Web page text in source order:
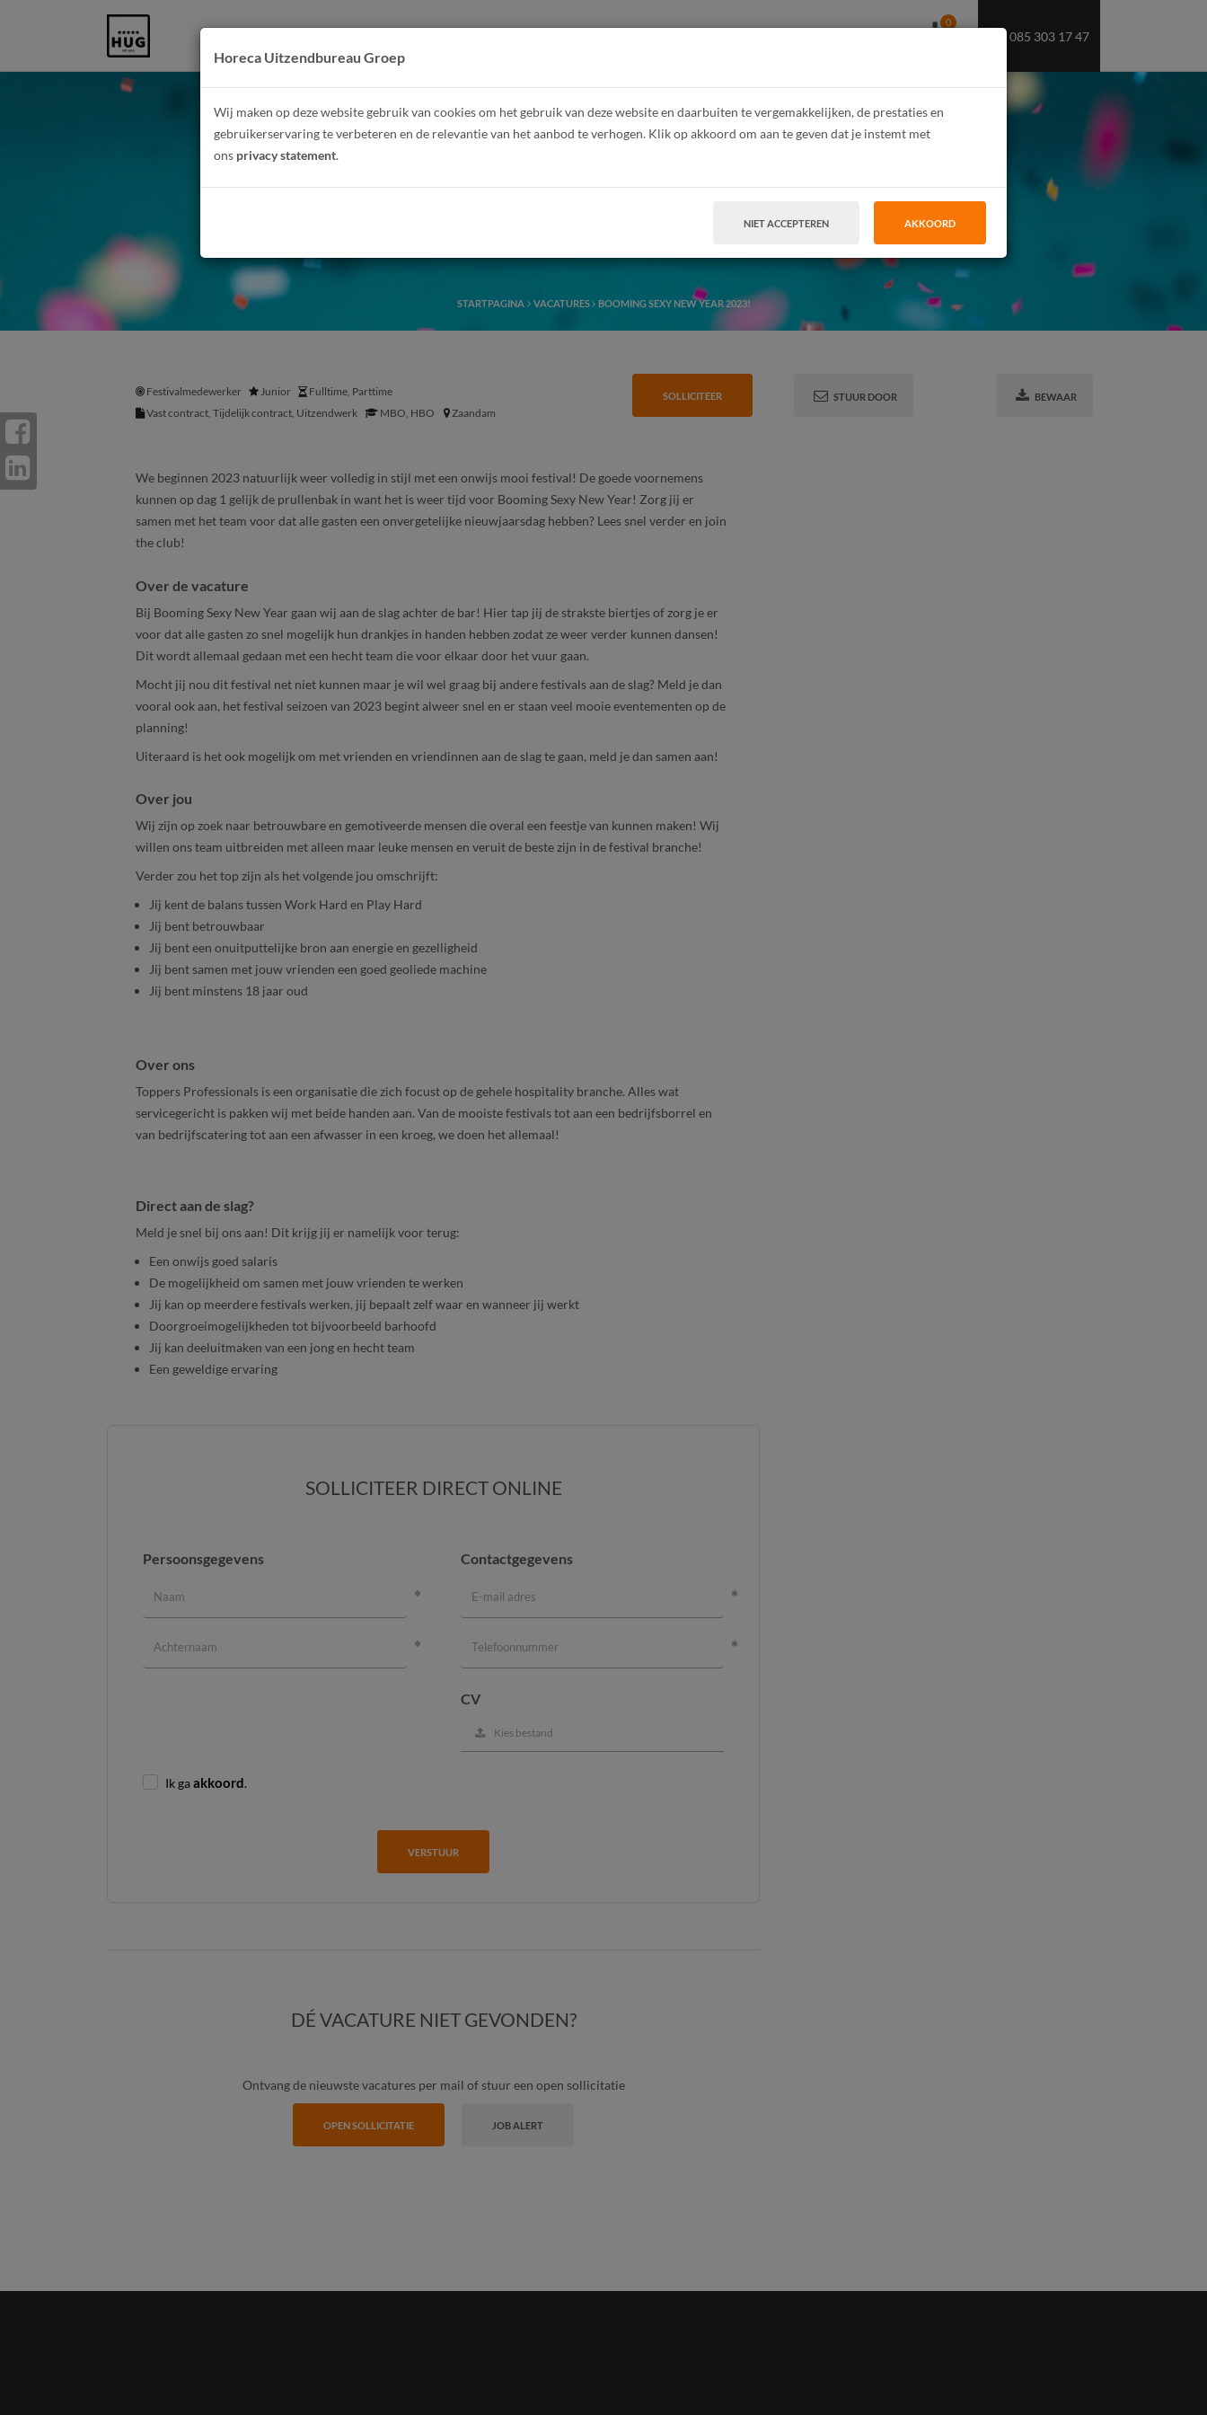
085 303 17 47
0
Booming Sexy New Year 2023!
STARTPAGINA VACATURES BOOMING SEXY NEW YEAR 2023!
Festivalmedewerker Junior
Fulltime, Parttime
Vast contract, Tijdelijk contract, Uitzendwerk
MBO, HBO Zaandam
SOLLICITEER STUUR DOOR BEWAAR
We beginnen 2023 natuurlijk weer volledig in stijl met een onwijs mooi festival! De goede voornemens
kunnen op dag 1 gelijk de prullenbak in want het is weer tijd voor Booming Sexy New Year! Zorg jij er
samen met het team voor dat alle gasten een onvergetelijke nieuwjaarsdag hebben? Lees snel verder en join
the club!
Over de vacature
Bij Booming Sexy New Year gaan wij aan de slag achter de bar! Hier tap jij de strakste biertjes of zorg je er
voor dat alle gasten zo snel mogelijk hun drankjes in handen hebben zodat ze weer verder kunnen dansen!
Dit wordt allemaal gedaan met een hecht team die voor elkaar door het vuur gaan.
Mocht jij nou dit festival net niet kunnen maar je wil wel graag bij andere festivals aan de slag? Meld je dan
vooral ook aan, het festival seizoen van 2023 begint alweer snel en er staan veel mooie eventementen op de
planning!
Uiteraard is het ook mogelijk om met vrienden en vriendinnen aan de slag te gaan, meld je dan samen aan!
Over jou
Wij zijn op zoek naar betrouwbare en gemotiveerde mensen die overal een feestje van kunnen maken! Wij
willen ons team uitbreiden met alleen maar leuke mensen en veruit de beste zijn in de festival branche!
Verder zou het top zijn als het volgende jou omschrijft:
Jij kent de balans tussen Work Hard en Play Hard
Jij bent betrouwbaar
Jij bent een onuitputtelijke bron aan energie en gezelligheid
Jij bent samen met jouw vrienden een goed geoliede machine
Jij bent minstens 18 jaar oud
Over ons
Toppers Professionals is een organisatie die zich focust op de gehele hospitality branche. Alles wat
servicegericht is pakken wij met beide handen aan. Van de mooiste festivals tot aan een bedrijfsborrel en
van bedrijfscatering tot aan een afwasser in een kroeg, we doen het allemaal!
Direct aan de slag?
Meld je snel bij ons aan! Dit krijg jij er namelijk voor terug:
Een onwijs goed salaris
De mogelijkheid om samen met jouw vrienden te werken
Jij kan op meerdere festivals werken, jij bepaalt zelf waar en wanneer jij werkt
Doorgroeimogelijkheden tot bijvoorbeeld barhoofd
Jij kan deeluitmaken van een jong en hecht team
Een geweldige ervaring
SOLLICITEER DIRECT ONLINE
Persoonsgegevens Contactgegevens
CV
Kies bestand
Ik gaakkoord.
VERSTUUR
DÉ VACATURE NIET GEVONDEN?
Ontvang de nieuwste vacatures per mail of stuur een open sollicitatie
OPEN SOLLICITATIE JOB ALERT
Horeca Uitzendbureau Groep
Wij maken op deze website gebruik van cookies om het gebruik van deze website en daarbuiten te vergemakkelijken, de prestaties en
gebruikerservaring te verbeteren en de relevantie van het aanbod te verhogen. Klik op akkoord om aan te geven dat je instemt met
ons privacy statement.
NIET ACCEPTEREN AKKOORD